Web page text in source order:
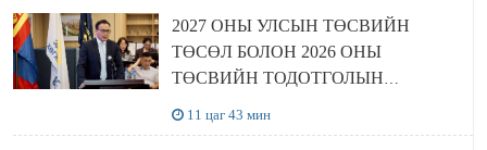
2027 ОНЫ УЛСЫН ТӨСВИЙН
ТӨСӨЛ БОЛОН 2026 ОНЫ
ТӨСВИЙН ТОДОТГОЛЫН
11 цаг 43 мин